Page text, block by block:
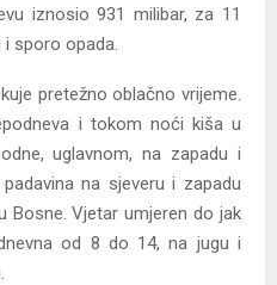
iznosio 931 milibar, za 11
i sporo opada.
pretežno oblačno vrijeme.
i tokom noći kiša u
uglavnom, na zapadu i
na sjeveru i zapadu
Bosne. Vjetar umjeren do jak
od 8 do 14, na jugu i